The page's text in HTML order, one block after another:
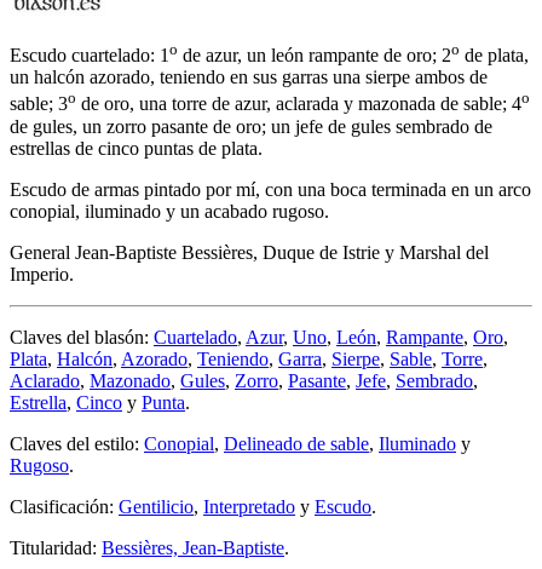
Escudo cuartelado: 1 o de azur, un león rampante de oro; 2o de plata,
un halcón azorado, teniendo en sus garras una sierpe ambos de
sable; 3o de oro, una torre de azur, aclarada y mazonada de sable; 4o
de gules, un zorro pasante de oro; un jefe de gules sembrado de
estrellas de cinco puntas de plata.
Escudo de armas pintado por mí, con una boca terminada en un arco
conopial, iluminado y un acabado rugoso.
General Jean-Baptiste Bessières, Duque de Istrie y Marshal del
Imperio.
Claves del blasón: Cuartelado, Azur, Uno, León, Rampante, Oro,
Plata, Halcón, Azorado, Teniendo, Garra, Sierpe, Sable, Torre,
Aclarado, Mazonado, Gules, Zorro, Pasante, Jefe, Sembrado,
Estrella, Cinco y Punta.
Claves del estilo: Conopial, Delineado de sable, Iluminado y
Rugoso.
Clasificación: Gentilicio, Interpretado y Escudo.
Titularidad: Bessières, Jean-Baptiste.